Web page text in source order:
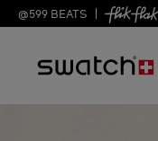
@599 BEATS